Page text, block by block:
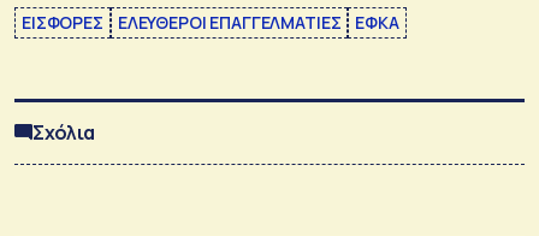
ΕΙΣΦΟΡΕΣ ΕΛΕΥΘΕΡΟΙ ΕΠΑΓΓΕΛΜΑΤΙΕΣ ΕΦΚΑ
Σχόλια